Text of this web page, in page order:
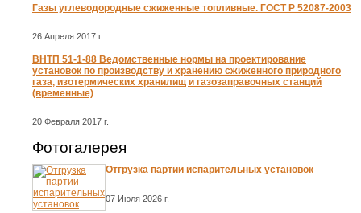
Газы углеводородные сжиженные топливные. ГОСТ Р 52087-2003
26 Апреля 2017 г.
ВНТП 51-1-88 Ведомственные нормы на проектирование
установок по производству и хранению сжиженного природного
газа, изотермических хранилищ и газозаправочных станций
(временные)
20 Февраля 2017 г.
Фотогалерея
Отгрузка партии испарительных установок
07 Июля 2026 г.